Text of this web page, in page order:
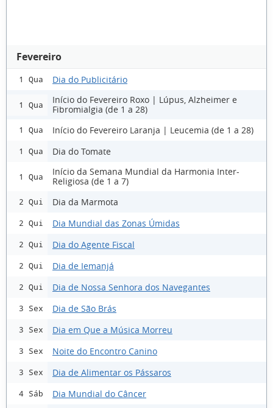
Fevereiro
1 Qua Dia do Publicitário
1 Qua
Início do Fevereiro Roxo | Lúpus, Alzheimer e
Fibromialgia (de 1 a 28)
1 Qua Início do Fevereiro Laranja | Leucemia (de 1 a 28)
1 Qua Dia do Tomate
1 Qua
Início da Semana Mundial da Harmonia Inter-
Religiosa (de 1 a 7)
2 Qui Dia da Marmota
2 Qui Dia Mundial das Zonas Úmidas
2 Qui Dia do Agente Fiscal
2 Qui Dia de Iemanjá
2 Qui Dia de Nossa Senhora dos Navegantes
3 Sex Dia de São Brás
3 Sex Dia em Que a Música Morreu
3 Sex Noite do Encontro Canino
3 Sex Dia de Alimentar os Pássaros
4 Sáb Dia Mundial do Câncer